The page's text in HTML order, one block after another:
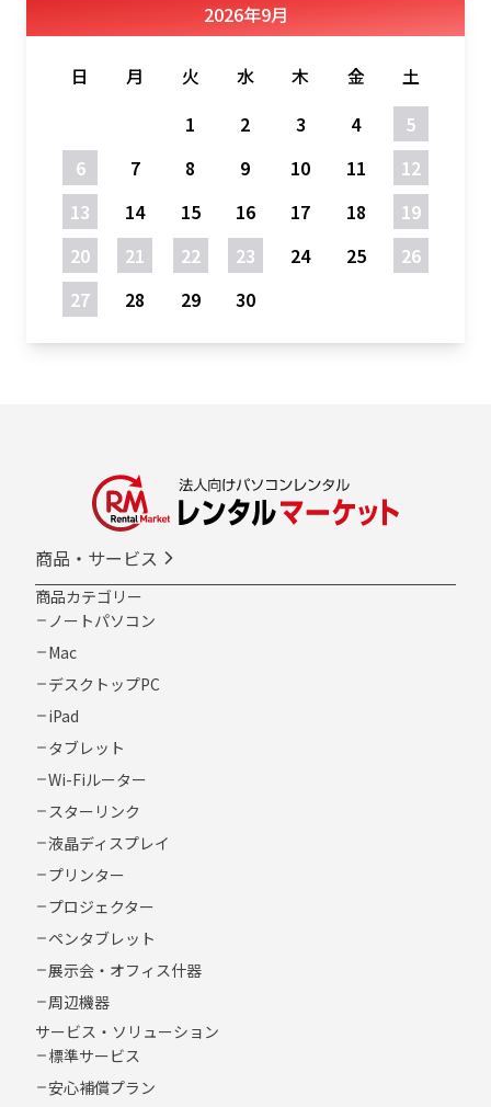
2026年9月
日 月 火 水 木 金
土
1
2 3 4
5
6
7 8 9 10 11
12
13
14 15 16 17 18
19
20
21 22 23 24 25
26
27
28 29 30
商品・サービス
商品カテゴリー
ノートパソコン
Mac
デスクトップPC
iPad
タブレット
Wi-Fiルーター
スターリンク
液晶ディスプレイ
プリンター
プロジェクター
ペンタブレット
展示会・オフィス什器
周辺機器
サービス・ソリューション
標準サービス
安心補償プラン